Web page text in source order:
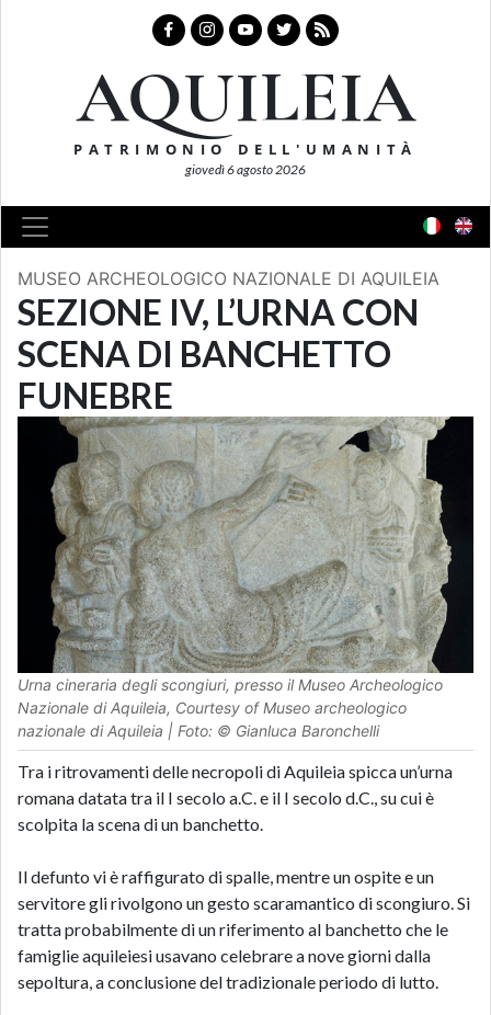
AQUILEIA
PATRIMONIO DELL'UMANITÀ
giovedì 6 agosto 2026
MUSEO ARCHEOLOGICO NAZIONALE DI AQUILEIA
SEZIONE IV, L’URNA CON
SCENA DI BANCHETTO
FUNEBRE
Urna cineraria degli scongiuri, presso il Museo Archeologico
Nazionale di Aquileia, Courtesy of Museo archeologico
nazionale di Aquileia | Foto: © Gianluca Baronchelli
Tra i ritrovamenti delle necropoli di Aquileia spicca un’urna
romana datata tra il I secolo a.C. e il I secolo d.C., su cui è
scolpita la scena di un banchetto.
Il defunto vi è raffigurato di spalle, mentre un ospite e un
servitore gli rivolgono un gesto scaramantico di scongiuro. Si
tratta probabilmente di un riferimento al banchetto che le
famiglie aquileiesi usavano celebrare a nove giorni dalla
sepoltura, a conclusione del tradizionale periodo di lutto.